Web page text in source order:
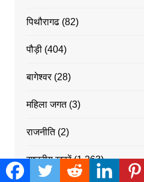
पिथौरागढ(82)
पौड़ी(404)
बागेश्वर(28)
महिला जगत(3)
राजनीति(2)
राष्ट्रीय ख़बरें(1,263)